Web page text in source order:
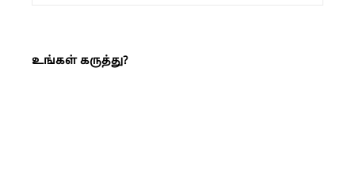
உங்கள் கருத்து?